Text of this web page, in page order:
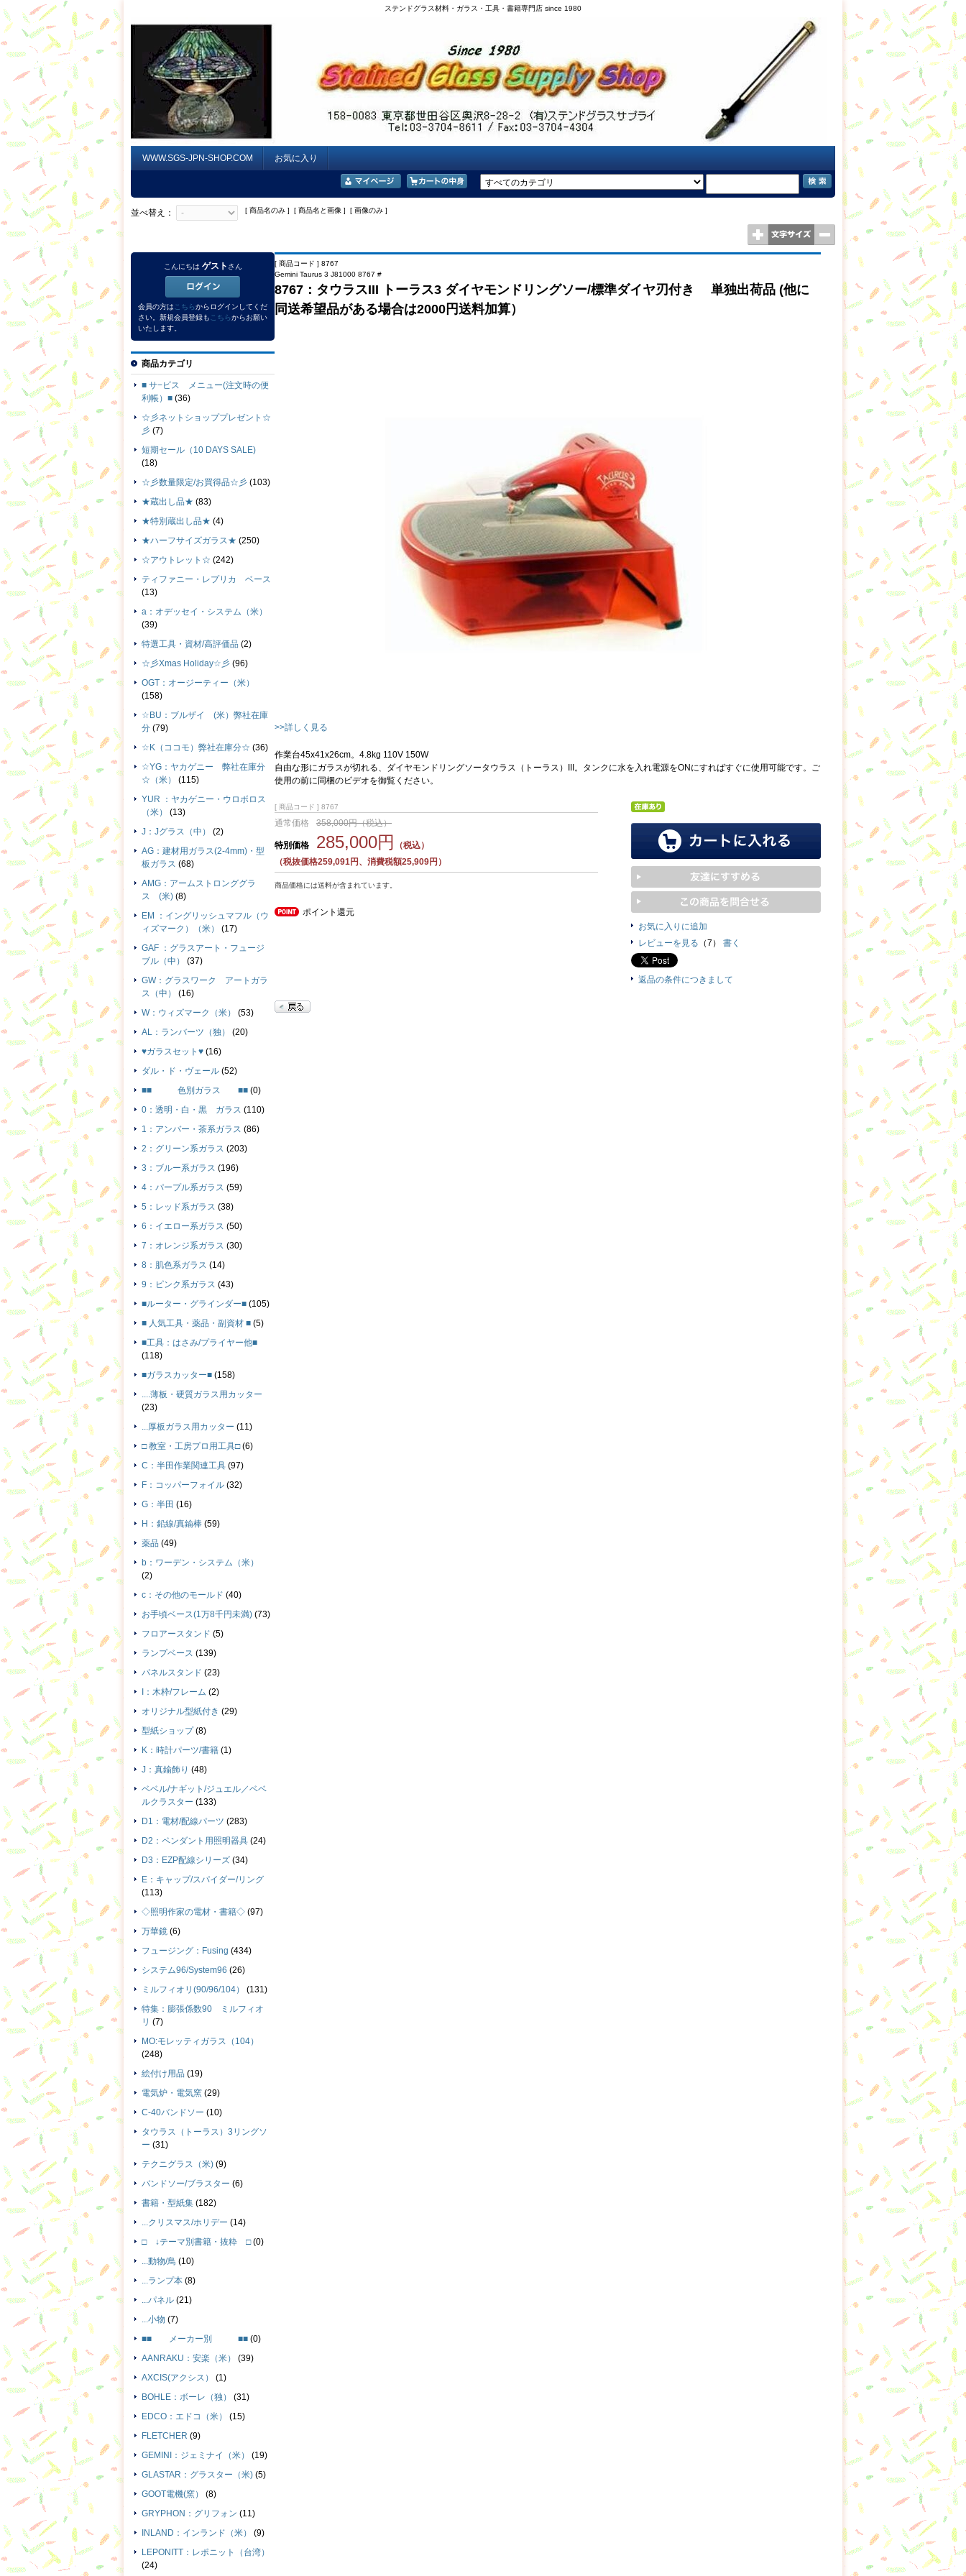
ステンドグラス材料・ガラス・工具・書籍専門店 since 1980
WWW.SGS-JPN-SHOP.COM お気に入り
並べ替え： [ 商品名のみ ] [ 商品名と画像 ] [ 画像のみ ]
[ 商品コード ] 8767
Gemini Taurus 3 J81000 8767 #
8767：タウラスIII トーラス3 ダイヤモンドリングソー/標準ダイヤ刃付き 単独出荷品 (他に
同送希望品がある場合は2000円送料加算）
>>詳しく見る
作業台45x41x26cm。4.8kg 110V 150W
自由な形にガラスが切れる、ダイヤモンドリングソータウラス（トーラス）III。タンクに水を入れ電源をONにすればすぐに使用可能です。ご
使用の前に同梱のビデオを御覧ください。
[ 商品コード ] 8767
通常価格 358,000円（税込）
特別価格 285,000円
（税込）
（税抜価格259,091円、消費税額25,909円）
商品価格には送料が含まれています。
ポイント還元
お気に入りに追加
レビューを見る （7） 書く
返品の条件につきまして
こんにちは ゲスト さん
会員の方はこちらからログインしてくだ
さい。新規会員登録もこちらからお願い
いたします。
商品カテゴリ
■ サ−ビス メニュー(注文時の便
利帳）■ (36)
☆彡ネットショッププレゼント☆
彡 (7)
短期セール（10 DAYS SALE)
(18)
☆彡数量限定/お買得品☆彡 (103)
★蔵出し品★ (83)
★特別蔵出し品★ (4)
★ハーフサイズガラス★ (250)
☆アウトレット☆ (242)
ティファニー・レプリカ ベース
(13)
a：オデッセイ・システム（米）
(39)
特選工具・資材/高評価品 (2)
☆彡Xmas Holiday☆彡 (96)
OGT：オージーティー（米）
(158)
☆BU：ブルザイ (米）弊社在庫
分 (79)
☆K（ココモ）弊社在庫分☆ (36)
☆YG：ヤカゲニー 弊社在庫分
☆（米）
(115)
YUR ：ヤカゲニー・ウロボロス
（米）
(13)
J：Jグラス（中）
(2)
AG：建材用ガラス(2-4mm)・型
板ガラス (68)
AMG：アームストロンググラ
ス (米) (8)
EM ：イングリッシュマフル（ウ
ィズマーク）（米）
(17)
GAF ：グラスアート・フュージ
ブル（中）
(37)
GW：グラスワーク アートガラ
ス（中）
(16)
W：ウィズマーク（米）
(53)
AL：ランバーツ（独）
(20)
♥ガラスセット♥ (16)
ダル・ド・ヴェール (52)
■■ 色別ガラス ■■ (0)
0：透明・白・黒 ガラス (110)
1：アンバー・茶系ガラス (86)
2：グリーン系ガラス (203)
3：ブルー系ガラス (196)
4：パープル系ガラス (59)
5：レッド系ガラス (38)
6：イエロー系ガラス (50)
7：オレンジ系ガラス (30)
8：肌色系ガラス (14)
9：ピンク系ガラス (43)
■ルーター・グラインダー■ (105)
■ 人気工具・薬品・副資材 ■ (5)
■工具：はさみ/プライヤー他■
(118)
■ガラスカッター■ (158)
....薄板・硬質ガラス用カッター
(23)
...厚板ガラス用カッター (11)
□ 教室・工房プロ用工具□ (6)
C：半田作業関連工具 (97)
F：コッパーフォイル (32)
G：半田 (16)
H：鉛線/真鍮棒 (59)
薬品 (49)
b：ワーデン・システム（米）
(2)
c：その他のモールド (40)
お手頃ベース(1万8千円未満) (73)
フロアースタンド (5)
ランプベース (139)
パネルスタンド (23)
I：木枠/フレーム (2)
オリジナル型紙付き (29)
型紙ショップ (8)
K：時計パーツ/書籍 (1)
J：真鍮飾り (48)
ベベル/ナギット/ジュエル／ベベ
ルクラスター (133)
D1：電材/配線パーツ (283)
D2：ペンダント用照明器具 (24)
D3：EZP配線シリーズ (34)
E：キャップ/スパイダー/リング
(113)
◇照明作家の電材・書籍◇ (97)
万華鏡 (6)
フュージング：Fusing (434)
システム96/System96 (26)
ミルフィオリ(90/96/104）
(131)
特集：膨張係数90 ミルフィオ
リ (7)
MO:モレッティガラス（104）
(248)
絵付け用品 (19)
電気炉・電気窯 (29)
C-40バンドソー (10)
タウラス（トーラス）3リングソ
ー (31)
テクニグラス（米) (9)
バンドソー/ブラスター (6)
書籍・型紙集 (182)
...クリスマス/ホリデー (14)
□ ↓テーマ別書籍・抜粋 □ (0)
...動物/鳥 (10)
...ランプ本 (8)
...パネル (21)
...小物 (7)
■■ メーカー別 ■■ (0)
AANRAKU：安楽（米）
(39)
AXCIS(アクシス）
(1)
BOHLE：ボーレ（独）
(31)
EDCO：エドコ（米）
(15)
FLETCHER (9)
GEMINI：ジェミナイ（米）
(19)
GLASTAR：グラスター（米) (5)
GOOT電機(窯）
(8)
GRYPHON：グリフォン (11)
INLAND：インランド（米）
(9)
LEPONITT：レポニット（台湾）
(24)